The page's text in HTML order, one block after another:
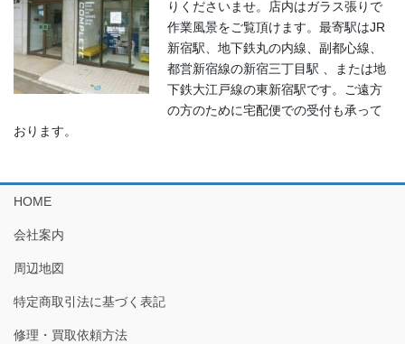
りくださいませ。店内はガラス張りで
作業風景をご覧頂けます。最寄駅はJR
新宿駅、地下鉄丸の内線、副都心線、
都営新宿線の新宿三丁目駅 、または地
下鉄大江戸線の東新宿駅です。ご遠方
の方のために宅配便での受付も承って
おります。
HOME
会社案内
周辺地図
特定商取引法に基づく表記
修理・買取依頼方法